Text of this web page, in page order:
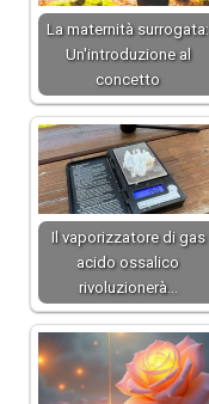
La maternità surrogata:
Un'introduzione al
concetto
Il vaporizzatore di gas
acido ossalico
rivoluzionerà…